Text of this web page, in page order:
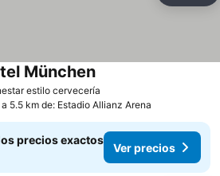
estilo cervecería
MünchenVer precios
a 5.5 km de: Estadio Allianz Arena
precios exactos
Ver precios